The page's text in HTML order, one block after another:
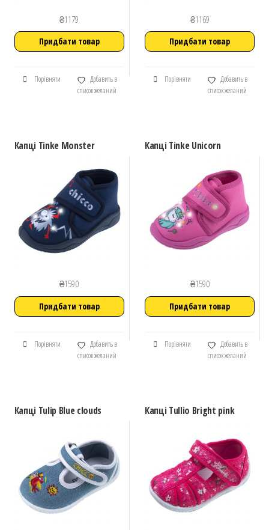
₴1179
Придбати товар
Порівняти
Добавить в
список желаний
₴1169
Придбати товар
Порівняти
Добавить в
список желаний
Капці Tinke Monster
₴1590
Придбати товар
Порівняти
Добавить в
список желаний
Капці Tinke Unicorn
₴1590
Придбати товар
Порівняти
Добавить в
список желаний
Капці Tulip Blue clouds Капці Tullio Bright pink